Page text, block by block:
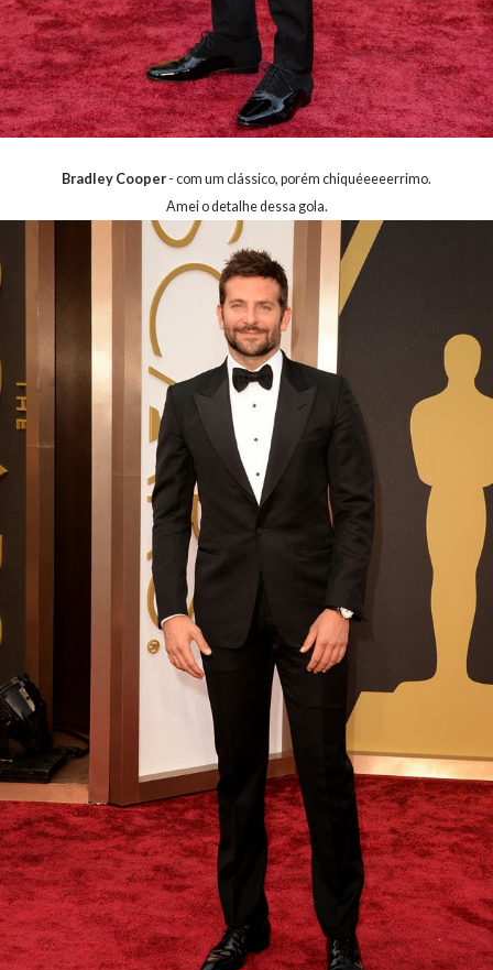
Bradley Cooper - com um clássico, porém chiquéeeeerrimo.
Amei o detalhe dessa gola.